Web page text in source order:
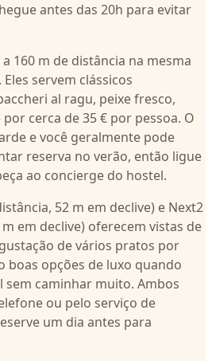
antes das 20h para evitar
160 m de distância na mesma
servem clássicos
al ragu, peixe fresco,
cerca de 35 € por pessoa. O
e você geralmente pode
reserva no verão, então ligue
ao concierge do hostel.
52 m em declive) e Next2
em declive) oferecem vistas de
de vários pratos por
boas opções de luxo quando
sem caminhar muito. Ambos
ou pelo serviço de
um dia antes para